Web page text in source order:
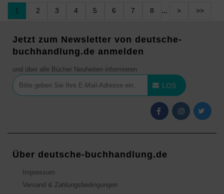
1 2 3 4 5 6 7 8 ... > >>
Jetzt zum Newsletter von deutsche-
buchhandlung.de anmelden
und über alle Bücher Neuheiten informieren
LOS
Über deutsche-buchhandlung.de
Impressum
Versand & Zahlungsbedingungen